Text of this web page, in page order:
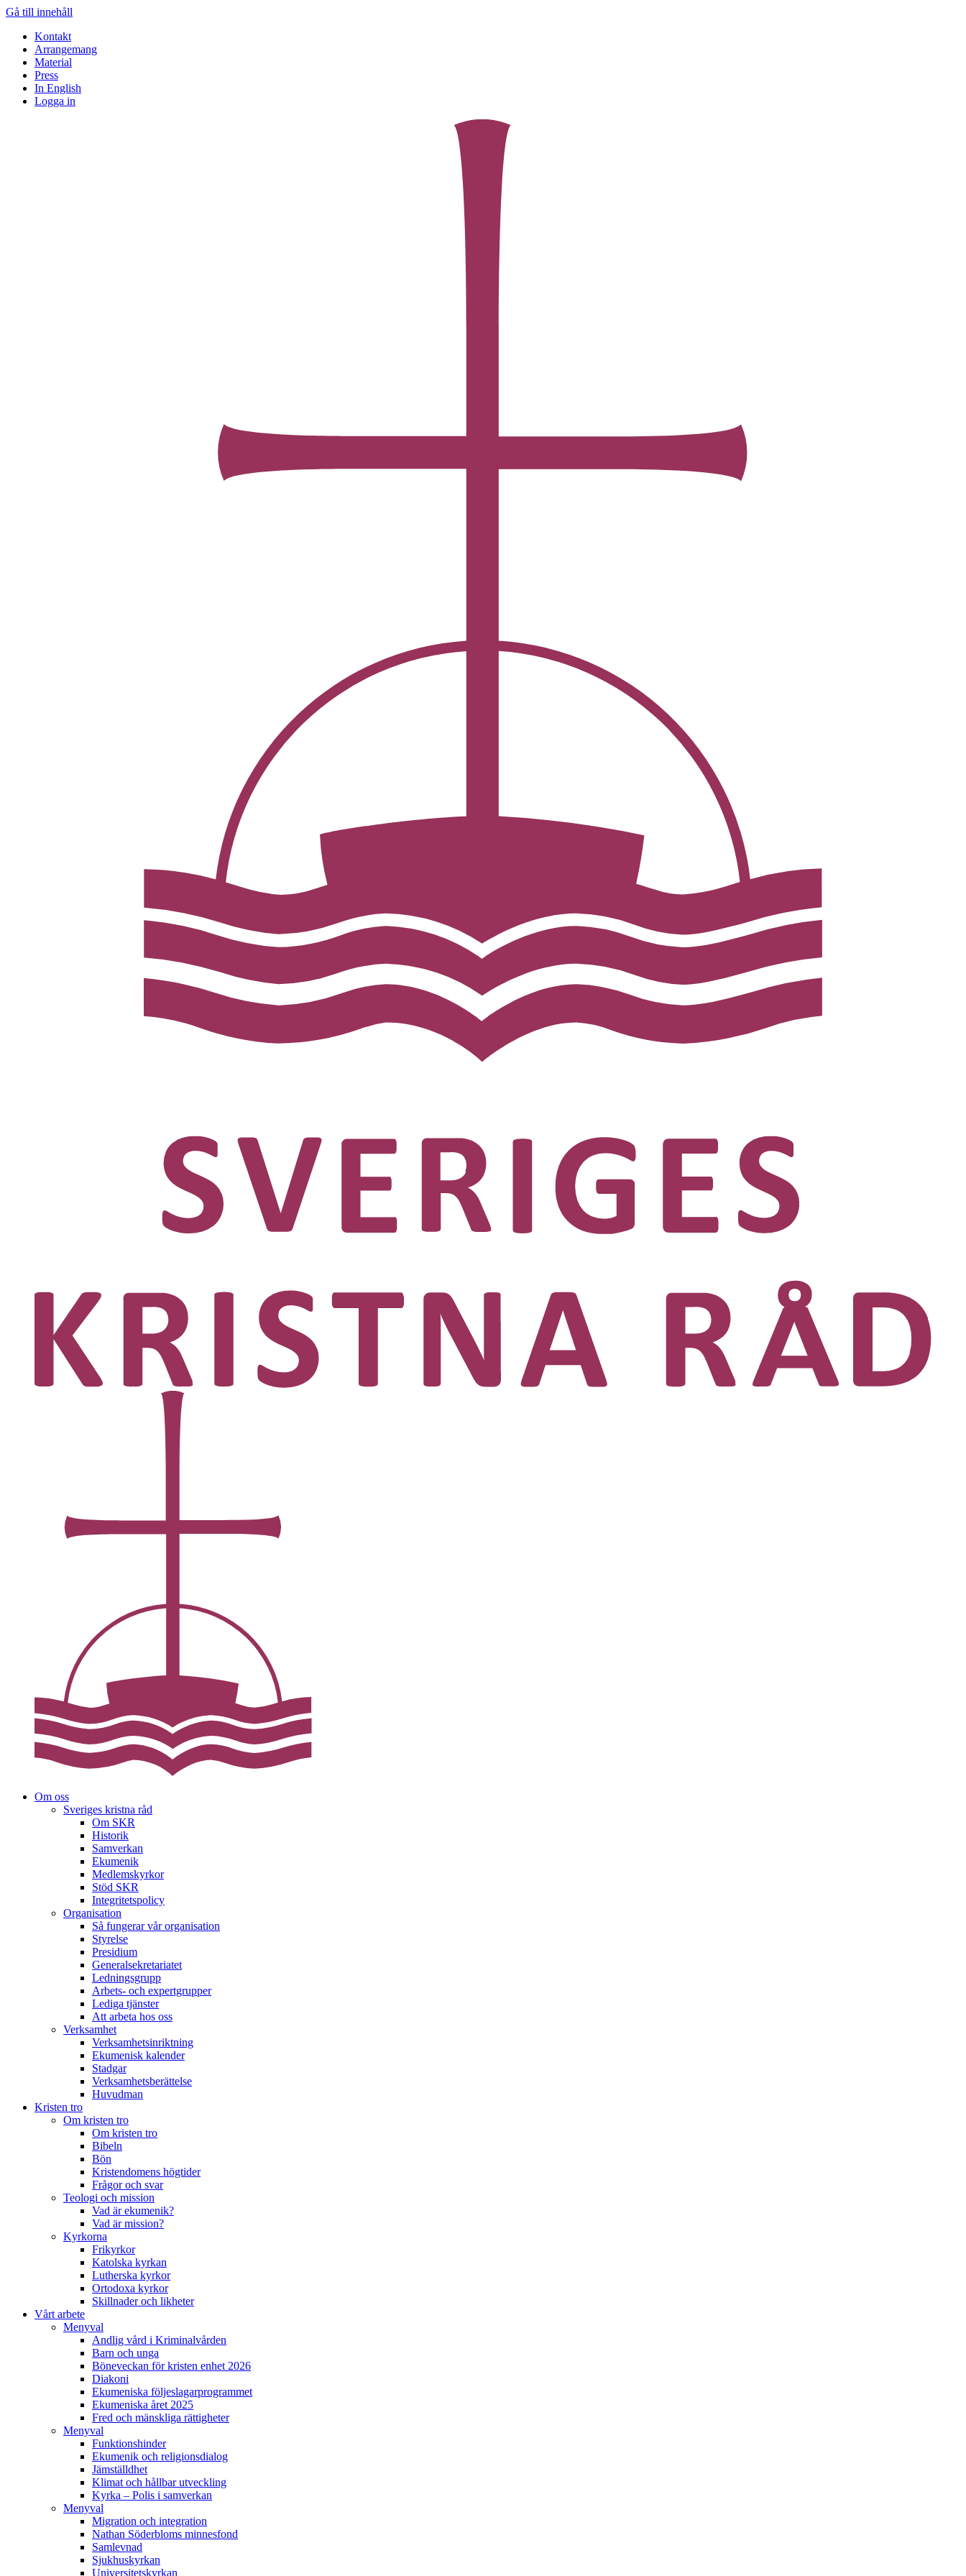
Gå till innehåll
Kontakt
Arrangemang
Material
Press
In English
Logga in
Om oss
Sveriges kristna råd
Om SKR
Historik
Samverkan
Ekumenik
Medlemskyrkor
Stöd SKR
Integritetspolicy
Organisation
Så fungerar vår organisation
Styrelse
Presidium
Generalsekretariatet
Ledningsgrupp
Arbets- och expertgrupper
Lediga tjänster
Att arbeta hos oss
Verksamhet
Verksamhetsinriktning
Ekumenisk kalender
Stadgar
Verksamhetsberättelse
Huvudman
Kristen tro
Om kristen tro
Om kristen tro
Bibeln
Bön
Kristendomens högtider
Frågor och svar
Teologi och mission
Vad är ekumenik?
Vad är mission?
Kyrkorna
Frikyrkor
Katolska kyrkan
Lutherska kyrkor
Ortodoxa kyrkor
Skillnader och likheter
Vårt arbete
Menyval
Andlig vård i Kriminalvården
Barn och unga
Böneveckan för kristen enhet 2026
Diakoni
Ekumeniska följeslagarprogrammet
Ekumeniska året 2025
Fred och mänskliga rättigheter
Menyval
Funktionshinder
Ekumenik och religionsdialog
Jämställdhet
Klimat och hållbar utveckling
Kyrka – Polis i samverkan
Menyval
Migration och integration
Nathan Söderbloms minnesfond
Samlevnad
Sjukhuskyrkan
Universitetskyrkan